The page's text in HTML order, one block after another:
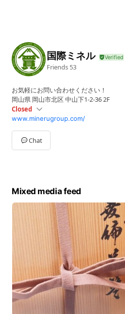
国際ミネル
Friends 53
お気軽にお問い合わせください！
岡山県 岡山市北区 中山下1-2-36 2F
Closed
SunClosed
Mon10:00 - 19:00
Tue10:00 - 19:00
Wed10:00 - 19:00
www.minerugroup.com/
Chat
Mixed media feed